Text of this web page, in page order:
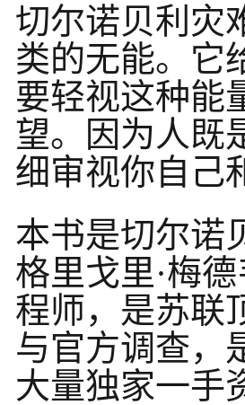
切尔诺贝利灾
类的无能。它
要轻视这种能
望。因为人既
细审视你自己
本书是切尔诺
格里戈里·梅
程师，是苏联
与官方调查，
大量独家一手